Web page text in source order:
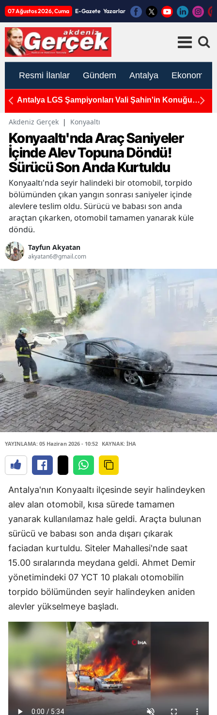
07 Ağustos 2026, Cuma E-Gazete Yazarlar
Resmi İlanlar Gündem Antalya Ekonomi
Antalya LGS Şampiyonları Vali Şahin'in Konuğu
Akdeniz Gerçek | Konyaaltı
Konyaaltı'nda Araç Saniyeler
İçinde Alev Topuna Döndü!
Sürücü Son Anda Kurtuldu
Konyaaltı'nda seyir halindeki bir otomobil, torpido
bölümünden çıkan yangın sonrası saniyeler içinde
alevlere teslim oldu. Sürücü ve babası son anda
araçtan çıkarken, otomobil tamamen yanarak küle
döndü.
Tayfun Akyatan
akyatan6@gmail.com
YAYINLAMA: 05 Haziran 2026 - 10:52 KAYNAK: İHA
Antalya'nın Konyaaltı ilçesinde seyir halindeyken
alev alan otomobil, kısa sürede tamamen
yanarak kullanılamaz hale geldi. Araçta bulunan
sürücü ve babası son anda dışarı çıkarak
faciadan kurtuldu. Siteler Mahallesi'nde saat
15.00 sıralarında meydana geldi. Ahmet Demir
yönetimindeki 07 YCT 10 plakalı otomobilin
torpido bölümünden seyir halindeyken aniden
alevler yükselmeye başladı.